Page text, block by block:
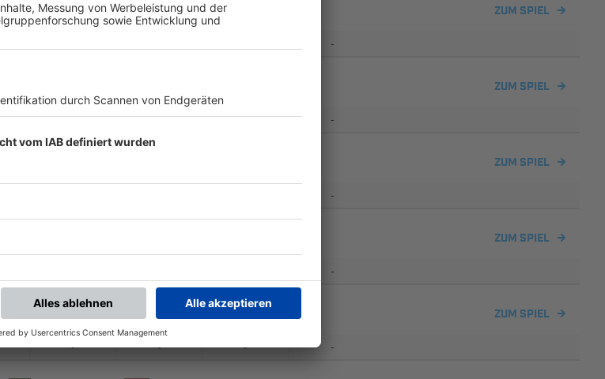
-:- TSV Karpfham ZUM SPIEL
-
- - ZUM SPIEL
- - - -
ZUM SPIEL
-
ZUM SPIEL
-
-:- TSV Karpfham ZUM SPIEL
- - - -